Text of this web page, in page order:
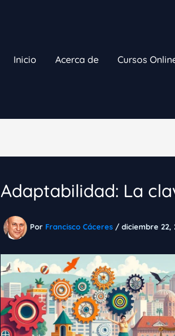
Inicio Acerca de Cursos
Adaptabilidad: La
Por Francisco Cáceres / diciembre 22,